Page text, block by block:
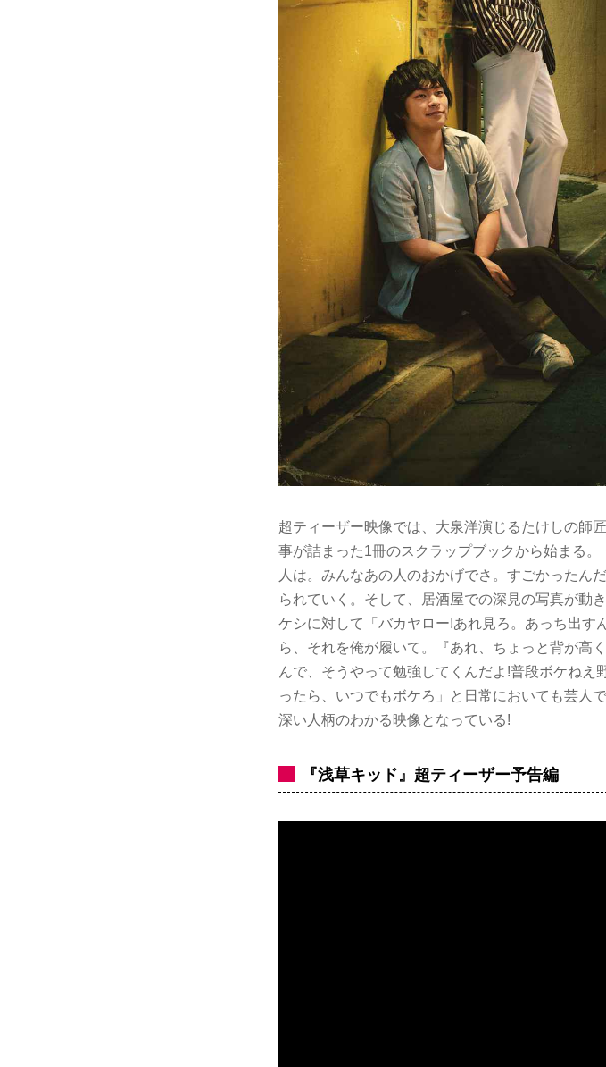
超ティーザー映像では、大泉洋演じるたけしの師
事が詰まった1冊のスクラップブックから始まる
人は。みんなあの人のおかげでさ。すごかったん
られていく。そして、居酒屋での深見の写真が動
ケシに対して「バカヤロー!あれ見ろ。あっち出す
ら、それを俺が履いて。『あれ、ちょっと背が高
んで、そうやって勉強してくんだよ!普段ボケね
ったら、いつでもボケろ」と日常においても芸人
深い人柄のわかる映像となっている!
『浅草キッド』超ティーザー予告編